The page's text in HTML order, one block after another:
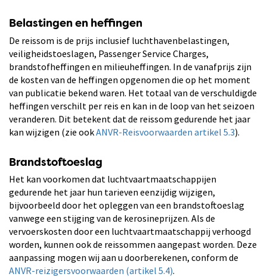
Belastingen en heffingen
De reissom is de prijs inclusief luchthavenbelastingen,
veiligheidstoeslagen, Passenger Service Charges,
brandstofheffingen en milieuheffingen. In de vanafprijs zijn
de kosten van de heffingen opgenomen die op het moment
van publicatie bekend waren. Het totaal van de verschuldigde
heffingen verschilt per reis en kan in de loop van het seizoen
veranderen. Dit betekent dat de reissom gedurende het jaar
kan wijzigen (zie ookANVR-Reisvoorwaarden artikel 5.3).
Brandstoftoeslag
Het kan voorkomen dat luchtvaartmaatschappijen
gedurende het jaar hun tarieven eenzijdig wijzigen,
bijvoorbeeld door het opleggen van een brandstoftoeslag
vanwege een stijging van de kerosineprijzen. Als de
vervoerskosten door een luchtvaartmaatschappij verhoogd
worden, kunnen ook de reissommen aangepast worden. Deze
aanpassing mogen wij aan u doorberekenen, conform de
ANVR-reizigersvoorwaarden (artikel 5.4).